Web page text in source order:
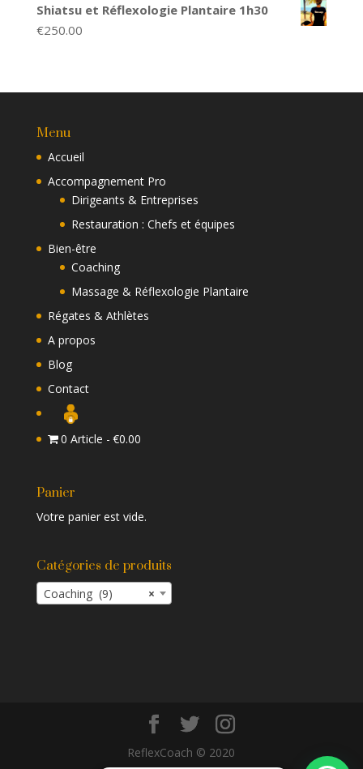
Shiatsu et Réflexologie Plantaire 1h30
€250.00
Menu
Accueil
Accompagnement Pro
Dirigeants & Entreprises
Restauration : Chefs et équipes
Bien-être
Coaching
Massage & Réflexologie Plantaire
Régates & Athlètes
A propos
Blog
Contact
0 Article €0.00
Panier
Votre panier est vide.
Catégories de produits
×
Coaching (9)
ReflexCoach © 2020